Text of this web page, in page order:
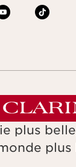
plus
plus